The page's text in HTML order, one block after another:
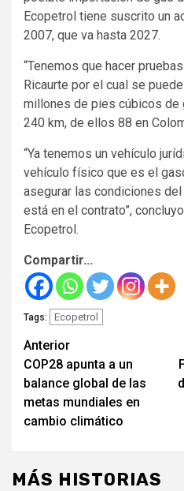
Ecopetrol tiene suscrito un
2007, que va hasta 2027.
“Tenemos que hacer
Ricaurte por el cual se
millones de pies cúbicos de
240 km, de ellos 88 en
“Ya tenemos un vehículo
vehículo físico que es el
asegurar las condiciones
está en el contrato”,
Ecopetrol.
Compartir...
Tags: Ecopetrol
Seguir
leyendo
Anterior
COP28 apunta a un
balance global de las
metas mundiales en
cambio climático
MÁS HISTORIAS